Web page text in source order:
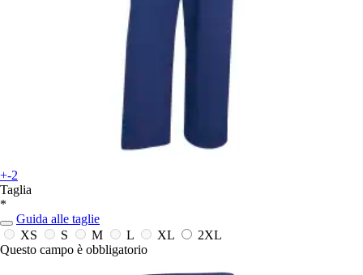
+-2
Taglia
*
Guida alle taglie
XS
S M L XL
2XL
Questo campo è obbligatorio